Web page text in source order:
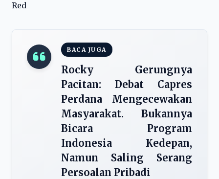
Red
BACA JUGA
Rocky Gerungnya
Pacitan: Debat Capres
Perdana Mengecewakan
Masyarakat. Bukannya
Bicara Program
Indonesia Kedepan,
Namun Saling Serang
Persoalan Pribadi